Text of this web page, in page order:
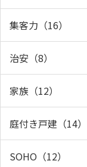
集客力（16）
治安（8）
家族（12）
庭付き戸建（14）
SOHO（12）